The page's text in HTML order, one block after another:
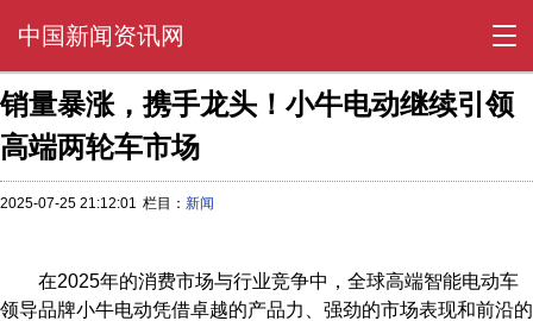
中国新闻资讯网
销量暴涨，携手龙头！小牛电动继续引领
高端两轮车市场
2025-07-25 21:12:01 栏目： 新闻
在2025年的消费市场与行业竞争中，全球高端智能电动车
领导品牌小牛电动凭借卓越的产品力、强劲的市场表现和前沿的